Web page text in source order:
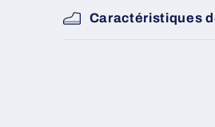
Caractéristiques